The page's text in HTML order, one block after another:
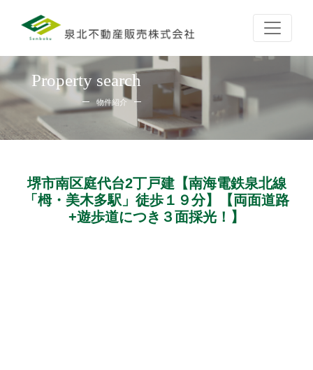
Property search
物件紹介
堺市南区庭代台2丁戸建【南海電鉄泉北線
「栂・美木多駅」徒歩１９分】【両面道路
+遊歩道につき３面採光！】